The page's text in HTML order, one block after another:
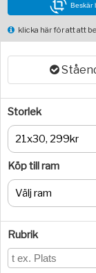
Beskär
klicka här för att att
Storlek
21x30, 299kr
Köp till ram
Välj ram
Rubrik